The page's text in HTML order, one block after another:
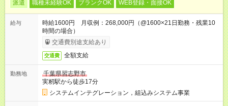
派遣 職種未経験OK ブランクOK WEB登録・面接OK
給与
時給1600円 月収例：268,000円（@1600×21日勤務・残業10
時間の場合）
交通費別途支給あり
交通費 全額支給
勤務地
千葉県習志野市
実籾駅から徒歩17分
システムインテグレーション，組込みシステム事業